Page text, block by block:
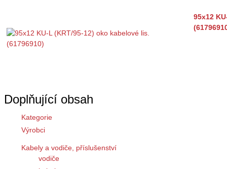
95x12
Doplňující obsah
Kategorie
Výrobci
Kabely a vodiče, příslušenství
vodiče